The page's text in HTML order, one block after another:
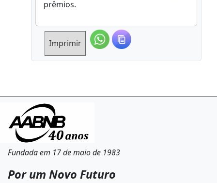
prêmios.
Imprimir
Fundada em 17 de maio de 1983
Por um Novo Futuro